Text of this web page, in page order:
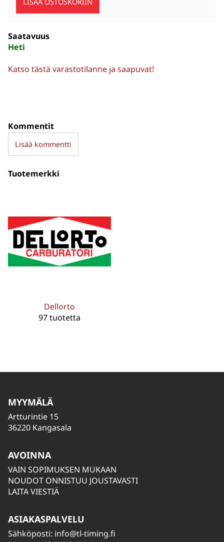
Saatavuus
Heti
Katso tästä varastotilanne ja saapuvat!
Kommentit
Lisää kommentti
Tuotemerkki
Dellorto
97 tuotetta
MYYMÄLÄ
Artturintie 15
36220 Kangasala
AVOINNA
VAIN SOPIMUKSEN MUKAAN
NOUDOT ONNISTUU JOUSTAVASTI
LAITA VIESTIÄ
ASIAKASPALVELU
Sähköposti: info@tl-timing.fi